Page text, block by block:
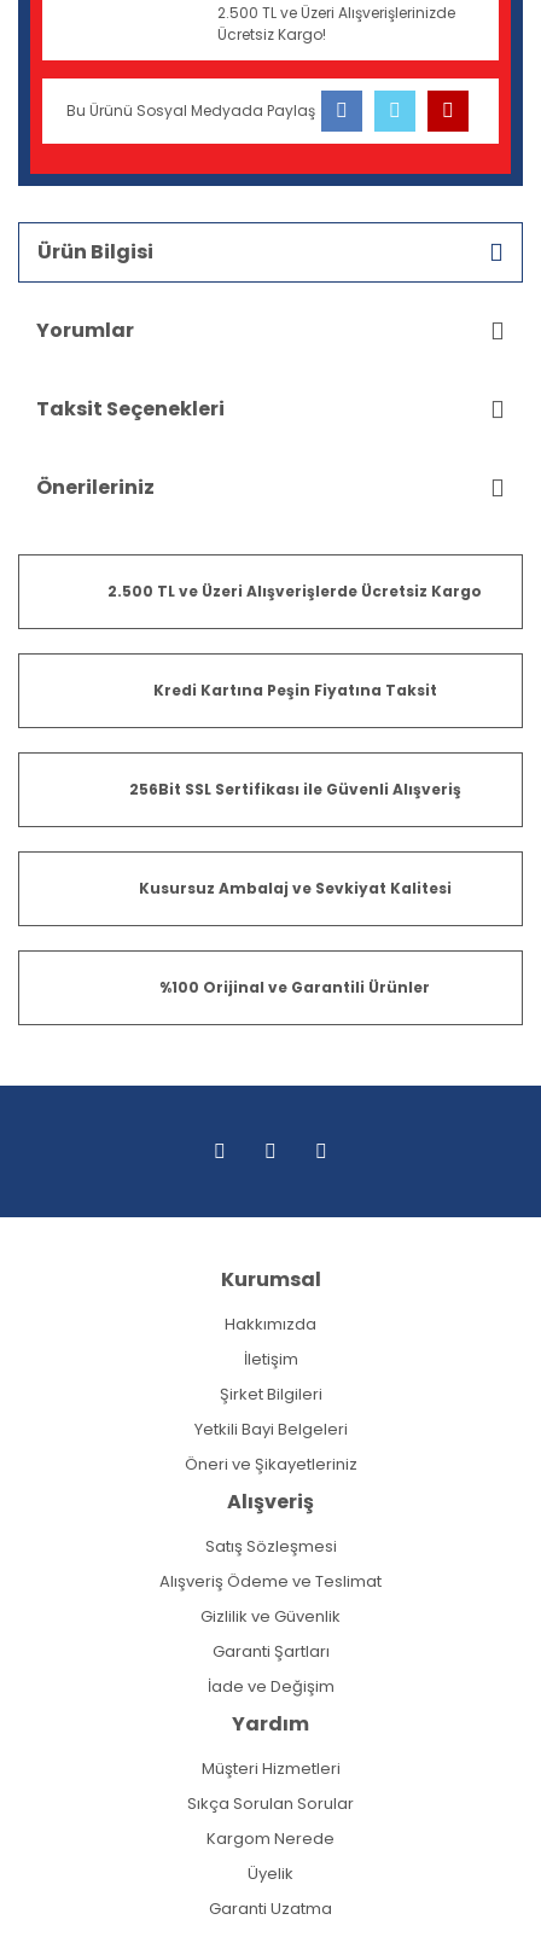
2.500 TL ve Üzeri Alışverişlerinizde
Ücretsiz Kargo!
Bu Ürünü Sosyal Medyada Paylaş
Ürün Bilgisi
Yorumlar
Taksit Seçenekleri
Önerileriniz
2.500 TL ve Üzeri Alışverişlerde Ücretsiz Kargo
Kredi Kartına Peşin Fiyatına Taksit
256Bit SSL Sertifikası ile Güvenli Alışveriş
Kusursuz Ambalaj ve Sevkiyat Kalitesi
%100 Orijinal ve Garantili Ürünler
Kurumsal
Hakkımızda
İletişim
Şirket Bilgileri
Yetkili Bayi Belgeleri
Öneri ve Şikayetleriniz
Alışveriş
Satış Sözleşmesi
Alışveriş Ödeme ve Teslimat
Gizlilik ve Güvenlik
Garanti Şartları
İade ve Değişim
Yardım
Müşteri Hizmetleri
Sıkça Sorulan Sorular
Kargom Nerede
Üyelik
Garanti Uzatma